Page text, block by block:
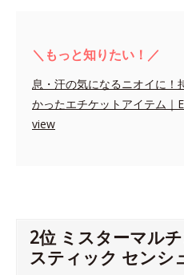
＼もっと知りたい！／
息・汗の気になるニオイに！
かったエチケットアイテム｜
view
2位 ミスターマル
スティック センシ